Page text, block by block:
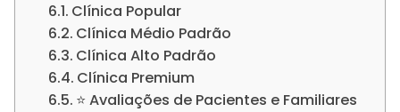
Clínica Popular
Clínica Médio Padrão
Clínica Alto Padrão
Clínica Premium
⭐ Avaliações de Pacientes e Familiares